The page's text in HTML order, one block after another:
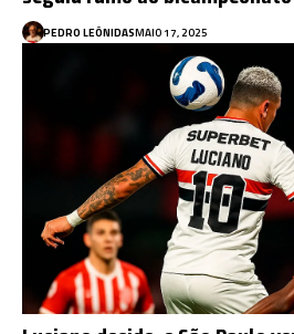
PEDRO LEÔNIDASMAIO 17, 2025